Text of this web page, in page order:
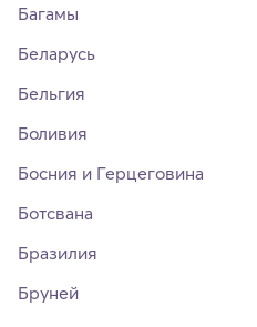
Багамы
Беларусь
Бельгия
Боливия
Босния и Герцеговина
Ботсвана
Бразилия
Бруней